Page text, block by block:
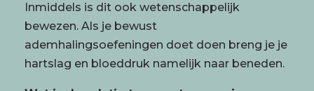
Inmiddels is dit ook wetenschappelijk
bewezen. Als je bewust
ademhalingsoefeningen doet doen breng je je
hartslag en bloeddruk namelijk naar beneden.